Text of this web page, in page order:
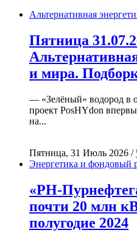
Альтернативная
Пятница
и мира.
— «Зелёный» водород в
проект PosHYdon
на...
Пятница, 31 Июль 2026 /
Энергетика и фондовый
«РН-
почти 20 млн
полугодие 2024